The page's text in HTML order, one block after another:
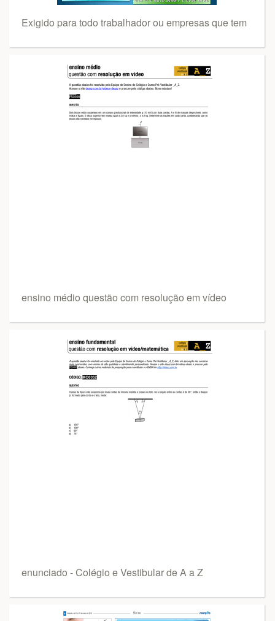
Exigido para todo trabalhador ou empresas que tem
ensino médio questão com resolução em vídeo
enunciado - Colégio e Vestibular de A a Z